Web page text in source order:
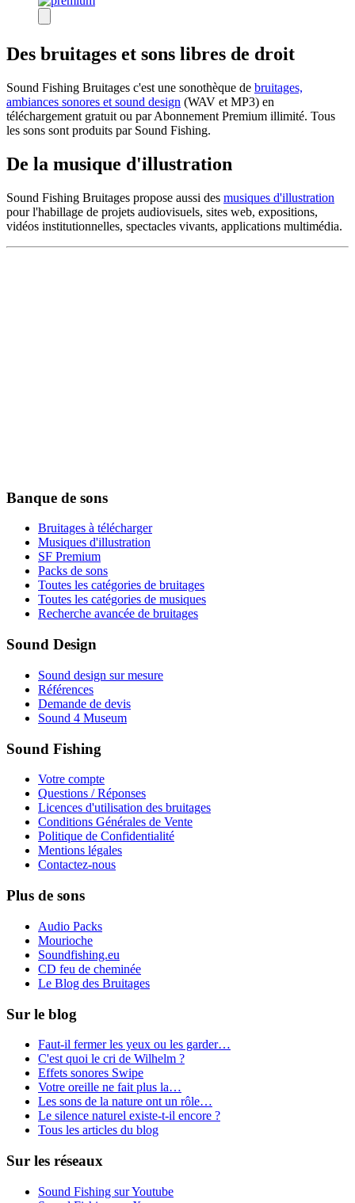
Des bruitages et sons libres de droit
Sound Fishing Bruitages c'est une sonothèque de bruitages,
ambiances sonores et sound design (WAV et MP3) en
téléchargement gratuit ou par Abonnement Premium illimité. Tous
les sons sont produits par Sound Fishing.
De la musique d'illustration
Sound Fishing Bruitages propose aussi des musiques d'illustration
pour l'habillage de projets audiovisuels, sites web, expositions,
vidéos institutionnelles, spectacles vivants, applications multimédia.
Banque de sons
Bruitages à télécharger
Musiques d'illustration
SF Premium
Packs de sons
Toutes les catégories de bruitages
Toutes les catégories de musiques
Recherche avancée de bruitages
Sound Design
Sound design sur mesure
Références
Demande de devis
Sound 4 Museum
Sound Fishing
Votre compte
Questions / Réponses
Licences d'utilisation des bruitages
Conditions Générales de Vente
Politique de Confidentialité
Mentions légales
Contactez-nous
Plus de sons
Audio Packs
Mourioche
Soundfishing.eu
CD feu de cheminée
Le Blog des Bruitages
Sur le blog
Faut-il fermer les yeux ou les garder…
C'est quoi le cri de Wilhelm ?
Effets sonores Swipe
Votre oreille ne fait plus la…
Les sons de la nature ont un rôle…
Le silence naturel existe-t-il encore ?
Tous les articles du blog
Sur les réseaux
Sound Fishing sur Youtube